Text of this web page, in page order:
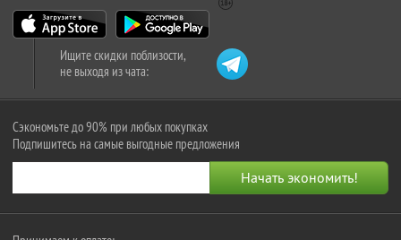
Ищите скидки поблизости,
не выходя из чата:
Сэкономьте до 90% при любых покупках
Подпишитесь на самые выгодные предложения